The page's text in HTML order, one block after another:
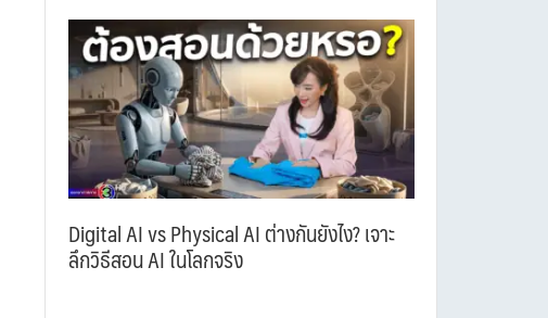
Digital AI vs Physical AI ต่างกันยังไง? เจาะ
ลึกวิธีสอน AI ในโลกจริง